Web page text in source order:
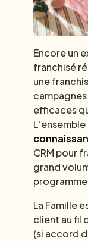
Encore un
franchisé
une
efficaces
CRM pour
grand
La Famille
client au fil
(si accord